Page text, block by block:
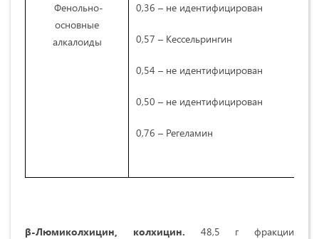
Фенольно-
основные
алкалоиды
0,36 – не идентифицирован
0,57 – Кессельрингин
0,54 – не идентифицирован
0,50 – не идентифицирован
0,76 – Регеламин
β-Люмиколхицин, колхицин. 48,5 г фракции